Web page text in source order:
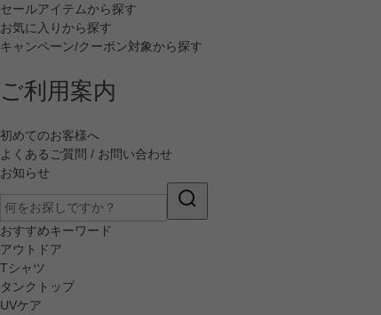
セールアイテムから探す
お気に入りから探す
キャンペーン/クーポン対象から探す
ご利用案内
初めてのお客様へ
よくあるご質問 / お問い合わせ
お知らせ
おすすめキーワード
アウトドア
Tシャツ
タンクトップ
UVケア